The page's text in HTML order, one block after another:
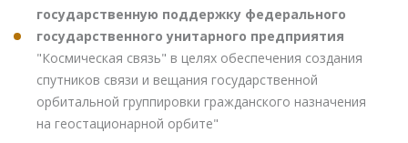
государственную поддержку федерального
государственного унитарного предприятия
"Космическая связь" в целях обеспечения создания
спутников связи и вещания государственной
орбитальной группировки гражданского назначения
на геостационарной орбите"